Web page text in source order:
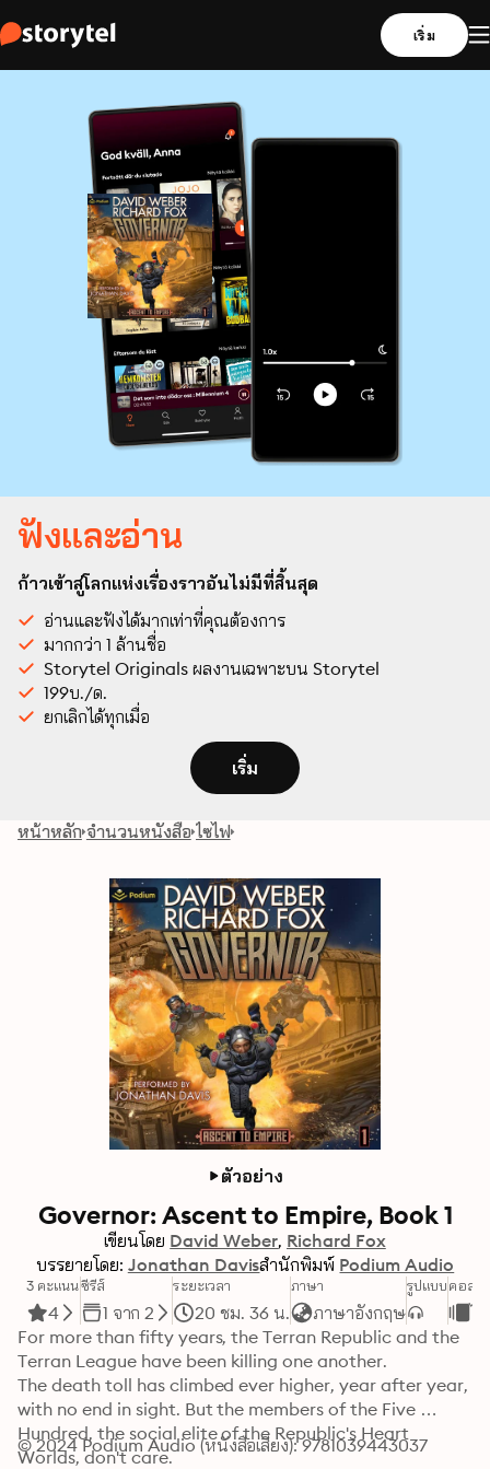
เริ่ม
ฟังและอ่าน
ก้าวเข้าสู่โลกแห่งเรื่องราวอันไม่มีที่สิ้นสุด
อ่านและฟังได้มากเท่าที่คุณต้องการ
มากกว่า 1 ล้านชื่อ
Storytel Originals ผลงานเฉพาะบน Storytel
199บ./ด.
ยกเลิกได้ทุกเมื่อ
เริ่ม
หน้าหลัก จำนวนหนังสือ ไซไฟ
ตัวอย่าง
Governor: Ascent to Empire, Book 1
เขียนโดย David Weber Richard Fox
บรรยายโดย: Jonathan Davisสำนักพิมพ์ Podium Audio
3 คะแนน
4
ซีรีส์
1 จาก 2
ระยะเวลา
20 ชม. 36 น.
ภาษา
ภาษาอังกฤษ
รูปแบบคอลเ
ไ
For more than fifty years, the Terran Republic and the
Terran League have been killing one another.
The death toll has climbed ever higher, year after year,
with no end in sight. But the members of the Five
Hundred, the social elite of the Republic's Heart
Worlds, don't care.
© 2024 Podium Audio (หนังสือเสียง): 9781039443037